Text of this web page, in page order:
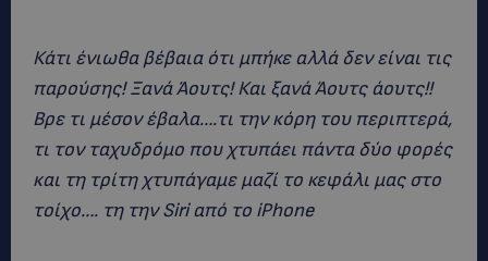
Κάτι ένιωθα βέβαια ότι μπήκε αλλά δεν είναι τις
παρούσης! Ξανά Άουτς! Και ξανά Άουτς άουτς!!
Βρε τι μέσον έβαλα….τι την κόρη του περιπτερά,
τι τον ταχυδρόμο που χτυπάει πάντα δύο φορές
και τη τρίτη χτυπάγαμε μαζί το κεφάλι μας στο
τοίχο…. τη την Siri από το iPhone